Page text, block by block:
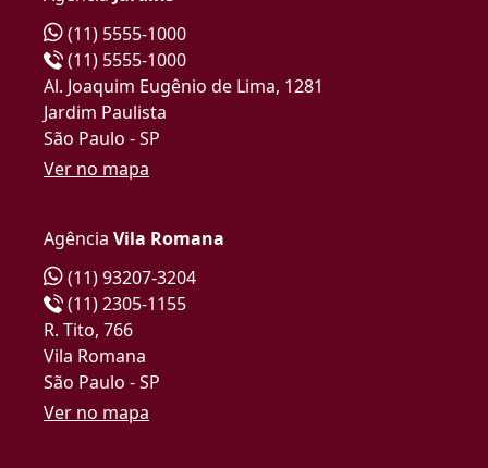
(11) 5555-1000
(11) 5555-1000
Al. Joaquim Eugênio de Lima, 1281
Jardim Paulista
São Paulo - SP
Ver no mapa
Agência Vila Romana
(11) 93207-3204
(11) 2305-1155
R. Tito, 766
Vila Romana
São Paulo - SP
Ver no mapa